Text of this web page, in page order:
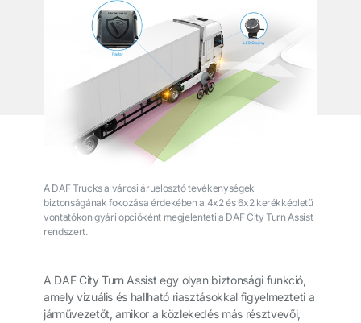
A DAF Trucks a városi áruelosztó tevékenységek
biztonságának fokozása érdekében a 4x2 és 6x2 kerékképletű
vontatókon gyári opcióként megjelenteti a DAF City Turn Assist
rendszert.
A DAF City Turn Assist egy olyan biztonsági funkció,
amely vizuális és hallható riasztásokkal figyelmezteti a
járművezetőt, amikor a közlekedés más résztvevői,